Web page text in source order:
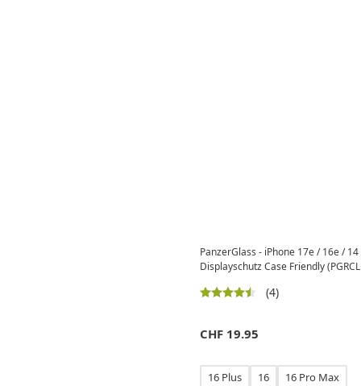
PanzerGlass - iPhone 17e / 16e /
Displayschutz Case Friendly
(4)
CHF 19.95
16 Plus 16 16 Pro Max